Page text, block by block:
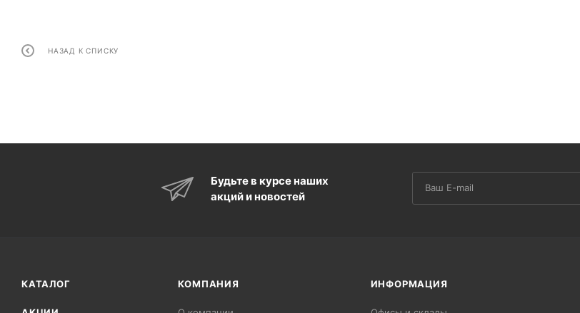
НАЗАД К СПИСКУ
Будьте в курсе наших
акций и новостей
КАТАЛОГ КОМПАНИЯ ИНФОРМАЦИЯ